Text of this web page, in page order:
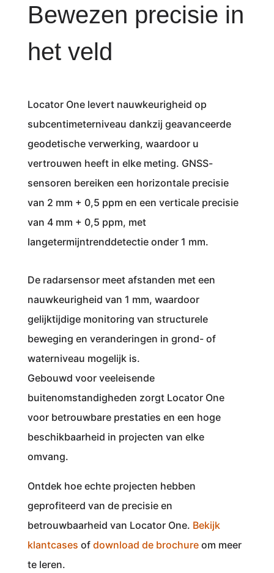
Bewezen precisie in
het veld
Locator One levert nauwkeurigheid op
subcentimeterniveau dankzij geavanceerde
geodetische verwerking, waardoor u
vertrouwen heeft in elke meting. GNSS-
sensoren bereiken een horizontale precisie
van 2 mm + 0,5 ppm en een verticale precisie
van 4 mm + 0,5 ppm, met
langetermijntrenddetectie onder 1 mm.
De radarsensor meet afstanden met een
nauwkeurigheid van 1 mm, waardoor
gelijktijdige monitoring van structurele
beweging en veranderingen in grond- of
waterniveau mogelijk is.
Gebouwd voor veeleisende
buitenomstandigheden zorgt Locator One
voor betrouwbare prestaties en een hoge
beschikbaarheid in projecten van elke
omvang.
Ontdek hoe echte projecten hebben
geprofiteerd van de precisie en
betrouwbaarheid van Locator One. Bekijk
klantcases of download de brochureom meer
te leren.